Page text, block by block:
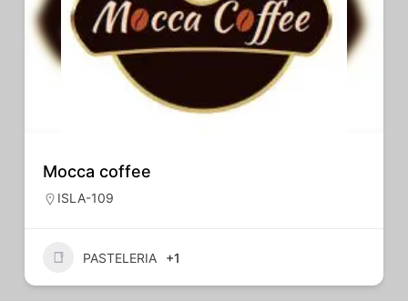
Mocca coffee
ISLA-109
PASTELERIA +1